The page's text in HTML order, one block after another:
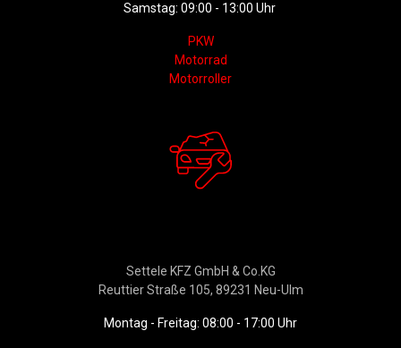
Samstag: 09:00 - 13:00 Uhr
PKW
Motorrad
Motorroller
Settele KFZ GmbH & Co.KG
Reuttier Straße 105, 89231 Neu-Ulm
Montag - Freitag: 08:00 - 17:00 Uhr